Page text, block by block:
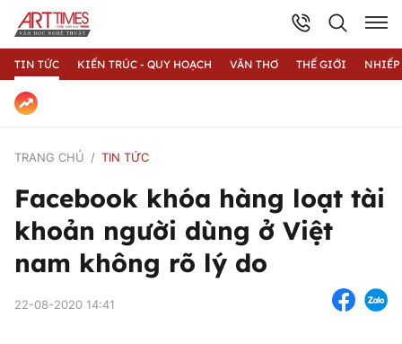
TIN TỨC KIẾN TRÚC - QUY HOẠCH VĂN THƠ THẾ GIỚI
TRANG CHỦ TIN TỨC
Facebook khóa hàng loạt tài
khoản người dùng ở Việt
nam không rõ lý do
22-08-2020 14:41